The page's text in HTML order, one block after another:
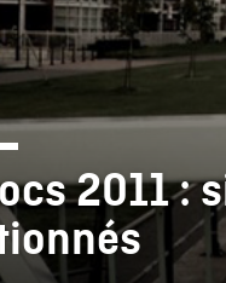
2011 :